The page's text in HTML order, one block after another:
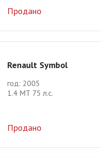
Продано
Renault Symbol
год: 2005
1.4 МТ 75 л.с.
Продано